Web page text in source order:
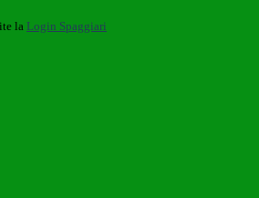
la Login Spaggiari